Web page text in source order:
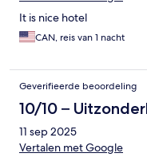
It is nice hotel
CAN, reis van 1 nacht
Geverifieerde beoordeling
10/10 –
11 sep 2025
Vertalen met Google